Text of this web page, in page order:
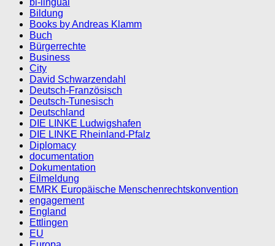
Bildung
Books by Andreas Klamm
Buch
Bürgerrechte
Business
City
David Schwarzendahl
Deutsch-Französisch
Deutsch-Tunesisch
Deutschland
DIE LINKE Ludwigshafen
DIE LINKE Rheinland-Pfalz
Diplomacy
documentation
Dokumentation
Eilmeldung
EMRK Europäische Menschenrechtskonvention
engagement
England
Ettlingen
EU